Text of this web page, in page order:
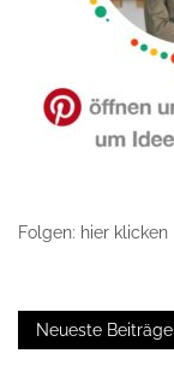
Folgen: hier klicken
Neueste Beiträge